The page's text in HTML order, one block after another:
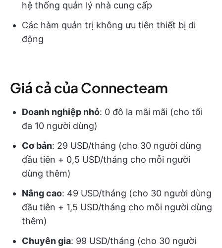
hệ thống quản lý nhà cung cấp
Các hàm quản trị không ưu tiên thiết bị di
động
Giá cả của Connecteam
Doanh nghiệp nhỏ: 0 đô la mãi mãi (cho tối
đa 10 người dùng)
Cơ bản: 29 USD/tháng (cho 30 người dùng
đầu tiên + 0,5 USD/tháng cho mỗi người
dùng thêm)
Nâng cao: 49 USD/tháng (cho 30 người dùng
đầu tiên + 1,5 USD/tháng cho mỗi người dùng
thêm)
Chuyên gia: 99 USD/tháng (cho 30 người